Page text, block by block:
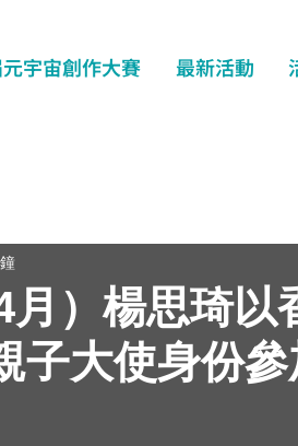
宇宙創作大賽 最新活動
）楊思琦以
子大使身份